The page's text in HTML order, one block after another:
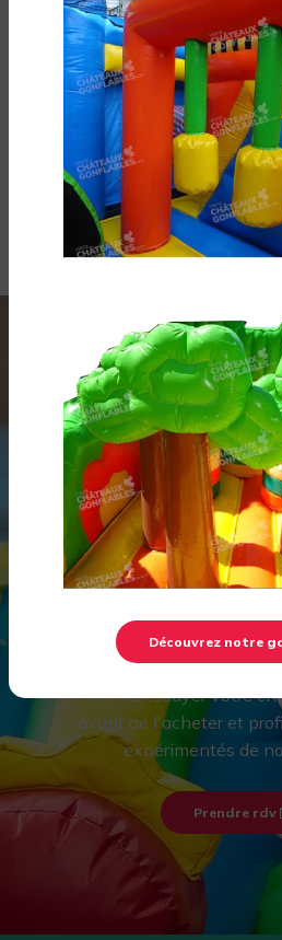
Découvrez notre
Venez
showroom à
Bouches-du-
Venez essayer votre
avant de l'acheter et
expérimentés de
Prendre rdv